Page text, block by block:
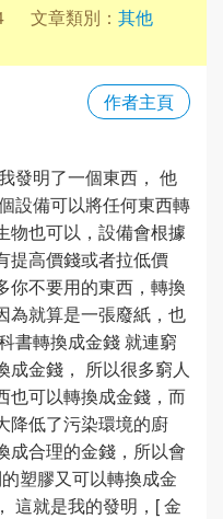
文章類別： 其他
作者主頁
發明了一個東西， 他
設備可以將任何東西轉
物也可以，設備會根據
提高價錢或者拉低價
你不要用的東西，轉換
為就算是一張廢紙，也
書轉換成金錢 就連窮
成金錢， 所以很多窮人
也可以轉換成金錢，而
降低了污染環境的廚
成合理的金錢，所以會
塑膠又可以轉換成金
這就是我的發明，[ 金